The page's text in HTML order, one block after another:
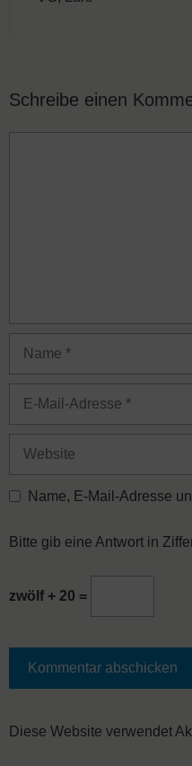
Schreibe einen
Name
Website
Name, E-Mail-Adresse
Bitte gib eine Antwort in
zwölf + 20 =
A
Diese Website verwendet